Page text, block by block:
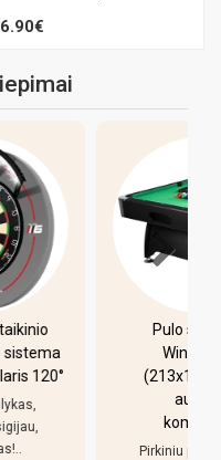
Pulo stalas Bilaro
Winner 7 pėdų
(213x118cm) žalias
Pirkiniu patenkintas,